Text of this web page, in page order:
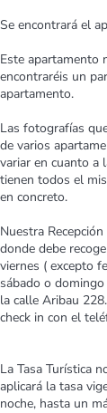
Se encontrará el
Este apartamento
encontraréis un
apartamento.
Las fotografías
de varios
variar en cuanto a
tienen todos el
en concreto.
Nuestra
donde debe
viernes ( excepto
sábado o
la calle Aribau
check in con el
La Tasa Turística
aplicará la tasa
noche, hasta un